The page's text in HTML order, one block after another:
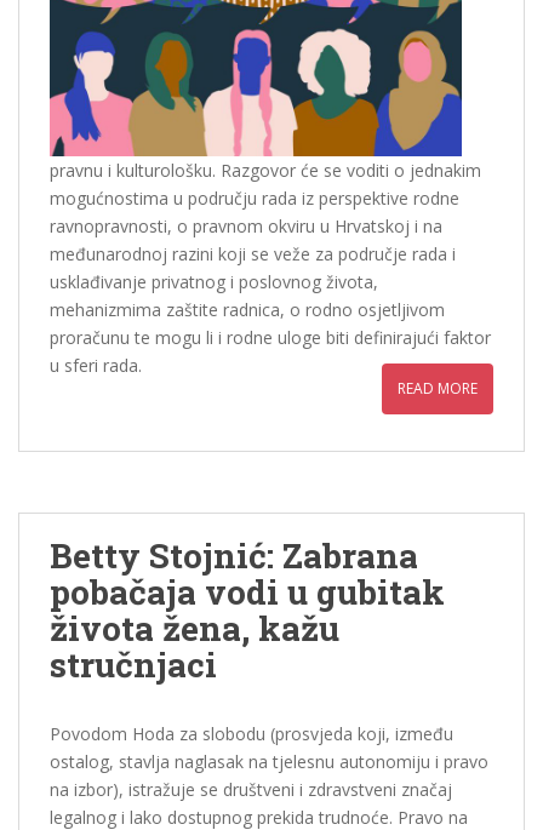
pravnu i kulturološku. Razgovor će se voditi o jednakim
mogućnostima u području rada iz perspektive rodne
ravnopravnosti, o pravnom okviru u Hrvatskoj i na
međunarodnoj razini koji se veže za područje rada i
usklađivanje privatnog i poslovnog života,
mehanizmima zaštite radnica, o rodno osjetljivom
proračunu te mogu li i rodne uloge biti definirajući faktor
u sferi rada.
READ MORE
Betty Stojnić: Zabrana
pobačaja vodi u gubitak
života žena, kažu
stručnjaci
Povodom Hoda za slobodu (prosvjeda koji, između
ostalog, stavlja naglasak na tjelesnu autonomiju i pravo
na izbor), istražuje se društveni i zdravstveni značaj
legalnog i lako dostupnog prekida trudnoće. Pravo na